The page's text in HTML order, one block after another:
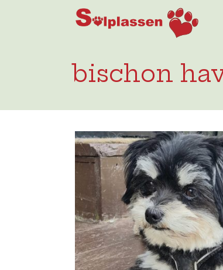
bischon